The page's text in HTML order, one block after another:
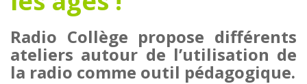
Radio Collège propose différents
ateliers autour de l’utilisation de
la radio comme outil pédagogique.